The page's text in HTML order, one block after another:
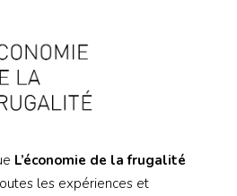
L’économie de la frugalité
les expériences et